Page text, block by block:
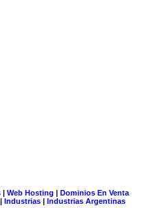
| Web Hosting | Dominios En Venta
| Industrias | Industrias Argentinas